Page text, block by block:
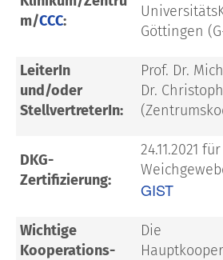
m/CCC:
Göttingen
LeiterIn
und/oder
StellvertreterIn:
Prof. Dr.
Dr.
DKG-
Zertifizierung:
24.11.2021 für
GIST
Wichtige
Kooperations-
Die